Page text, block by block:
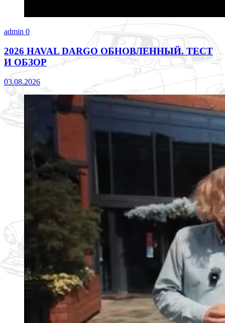
admin 0
2026 HAVAL DARGO ОБНОВЛЕННЫЙ. ТЕСТ
И ОБЗОР
03.08.2026